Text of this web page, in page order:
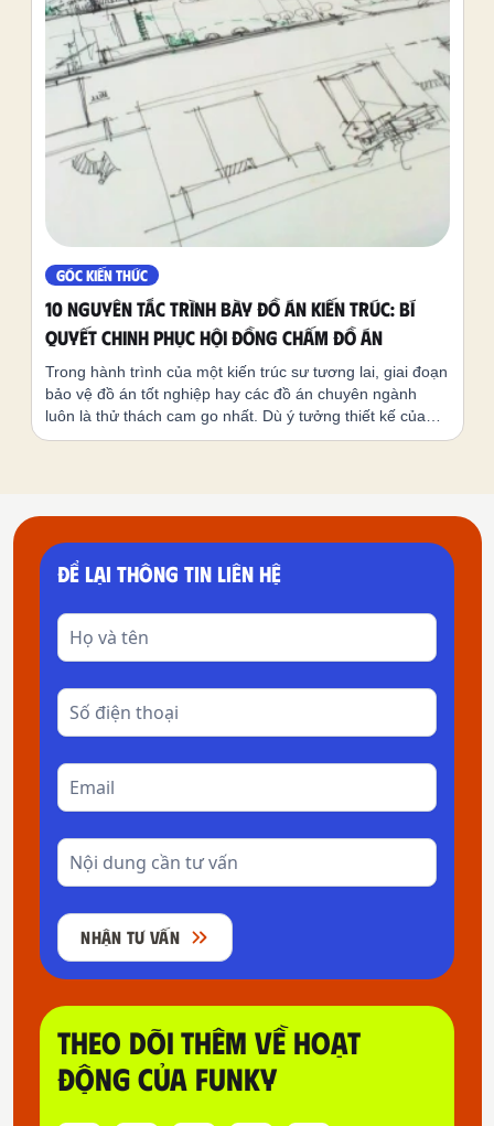
GÓC KIẾN THỨC
10 Nguyên tắc trình bày đồ án kiến trúc: Bí
quyết chinh phục Hội đồng chấm đồ án
Trong hành trình của một kiến trúc sư tương lai, giai đoạn
bảo vệ đồ án tốt nghiệp hay các đồ án chuyên ngành
luôn là thử thách cam go nhất. Dù ý tưởng thiết kế của
bạn có đột phá đến đâu, nhưng nếu kỹ năng trình bày đồ
ĐỂ LẠI THÔNG TIN LIÊN HỆ
NHẬN TƯ VẤN
THEO DÕI THÊM VỀ HOẠT
ĐỘNG CỦA FUNKY